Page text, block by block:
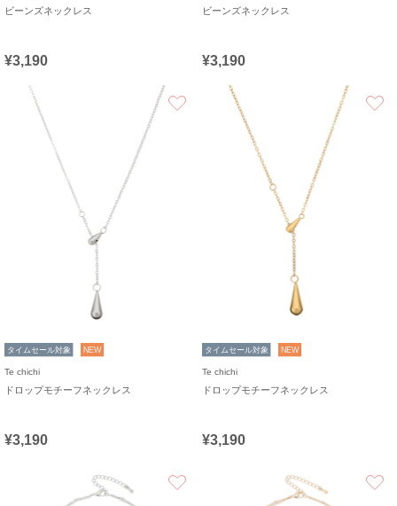
ビーンズネックレス
¥3,190
ビーンズネックレス
¥3,190
お気に入り
タイムセール対象 NEW
Te chichi
ドロップモチーフネックレス
¥3,190
タイムセール対象 NEW
Te chichi
ドロップモチーフネックレス
¥3,190